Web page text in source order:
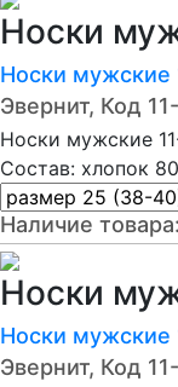
Носки
Носки мужские
Эвернит, Код
Носки мужские
Состав: хлопок
Наличие товара:
Носки
Носки мужские
Эвернит, Код